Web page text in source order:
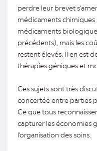
perdre leur brevet
médicaments
médicaments
précédents), mais les
restent élevés. Il en est
thérapies géniques et
Ces sujets sont très
concertée entre parties
Ce que tous
capturer les économies
l'organisation des soins.